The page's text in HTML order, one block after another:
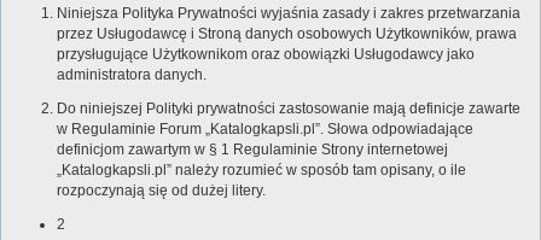
Niniejsza Polityka Prywatności wyjaśnia zasady i zakres przetwarzania
przez Usługodawcę i Stroną danych osobowych Użytkowników, prawa
przysługujące Użytkownikom oraz obowiązki Usługodawcy jako
administratora danych.
Do niniejszej Polityki prywatności zastosowanie mają definicje zawarte
w Regulaminie Forum „Katalogkapsli.pl”. Słowa odpowiadające
definicjom zawartym w § 1 Regulaminie Strony internetowej
„Katalogkapsli.pl” należy rozumieć w sposób tam opisany, o ile
rozpoczynają się od dużej litery.
2